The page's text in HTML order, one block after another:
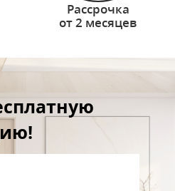
Рассрочка
от 2 месяцев